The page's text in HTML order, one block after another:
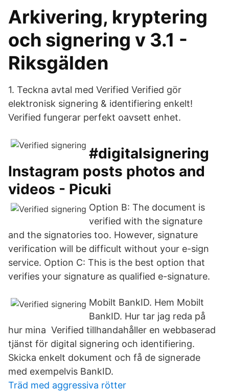
Arkivering, kryptering
och signering v 3.1 -
Riksgälden
1. Teckna avtal med Verified Verified gör
elektronisk signering & identifiering enkelt!
Verified fungerar perfekt oavsett enhet.
#digitalsignering
Instagram posts photos and
videos - Picuki
Option B: The document is
verified with the signature
and the signatories too. However, signature
verification will be difficult without your e-sign
service. Option C: This is the best option that
verifies your signature as qualified e-signature.
Mobilt BankID. Hem Mobilt
BankID. Hur tar jag reda på
hur mina Verified tillhandahåller en webbaserad
tjänst för digital signering och identifiering.
Skicka enkelt dokument och få de signerade
med exempelvis BankID.
Träd med aggressiva rötter